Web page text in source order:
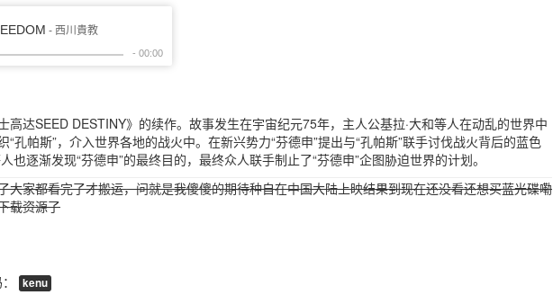
高达SEED DESTINY》的续作。故事发生在宇宙纪元75年，主人公基拉·大和等人在动乱的世界中
“孔帕斯”，介入世界各地的战火中。在新兴势力“芬德申”提出与“孔帕斯”联手讨伐战火背后的蓝色
也逐渐发现“芬德申”的最终目的，最终众人联手制止了“芬德申”企图胁迫世界的计划。
大家都看完了才搬运，问就是我傻傻的期待种自在中国大陆上映结果到现在还没看还想买蓝光碟嘞
载资源了
kenu